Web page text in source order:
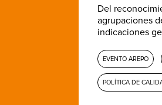
Del
agrupaciones
indicaciones
EVENTO AREPO
POLÍTICA DE